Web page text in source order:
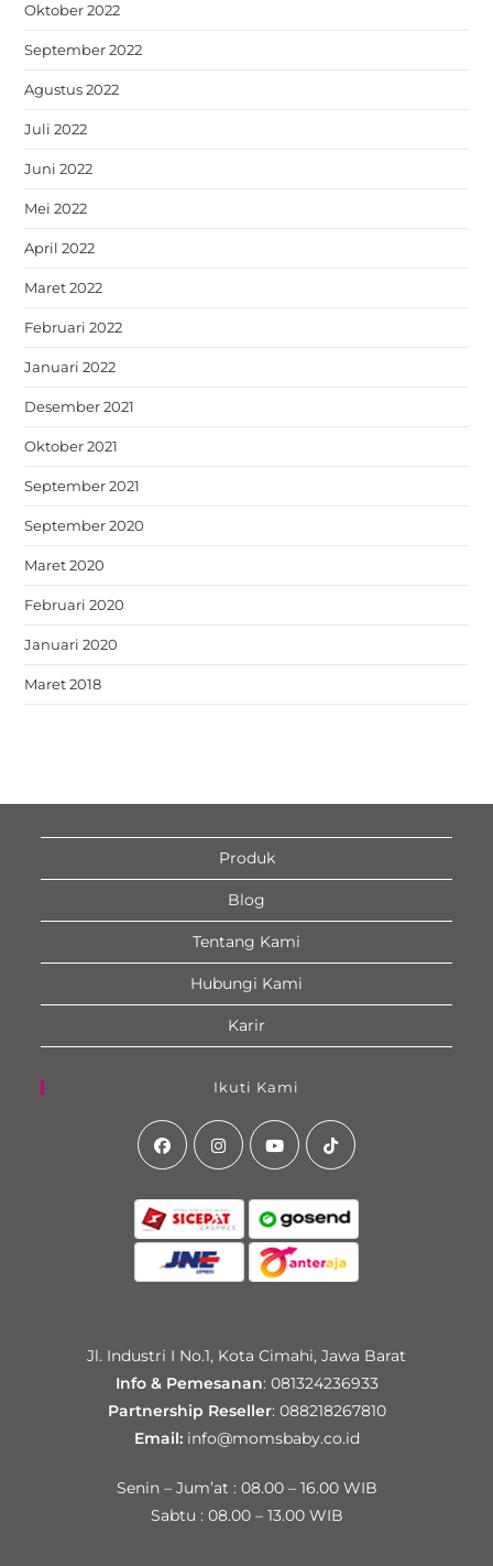
Oktober 2022
September 2022
Agustus 2022
Juli 2022
Juni 2022
Mei 2022
April 2022
Maret 2022
Februari 2022
Januari 2022
Desember 2021
Oktober 2021
September 2021
September 2020
Maret 2020
Februari 2020
Januari 2020
Maret 2018
Produk
Blog
Tentang Kami
Hubungi Kami
Karir
Ikuti Kami
Jl. Industri I No.1, Kota Cimahi, Jawa Barat
Info & Pemesanan: 081324236933
Partnership Reseller: 088218267810
Email: info@momsbaby.co.id
Senin – Jum’at : 08.00 – 16.00 WIB
Sabtu : 08.00 – 13.00 WIB